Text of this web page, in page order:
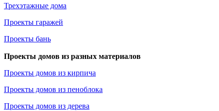
Трехэтажные дома
Проекты гаражей
Проекты бань
Проекты домов из разных материалов
Проекты домов из кирпича
Проекты домов из пеноблока
Проекты домов из дерева